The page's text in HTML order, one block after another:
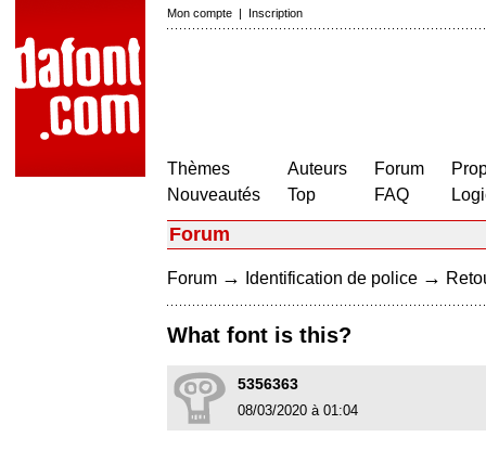
Mon compte | Inscription
Thèmes
Nouveautés
Auteurs
Top
Forum
FAQ
Forum
Forum → Identification de police →
What font is this?
5356363
08/03/2020 à 01:04